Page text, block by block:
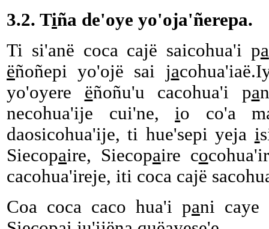
3.2. Tiña de'oye yo'oja'ñerepa.
Ti si'anë coca cajë saicohua'i pa
ëñoñepi yo'ojë sai ja
yo'oyere ëñoñu'u cacohua'i pa
necohua'ije cui'ne,io co'a
daosicohua'ije, ti hue'sepi yeja i
Siecopaire, Siecopaire co
cacohua'ireje, iti coca cajë
Coa coca caco hua'i pani caye